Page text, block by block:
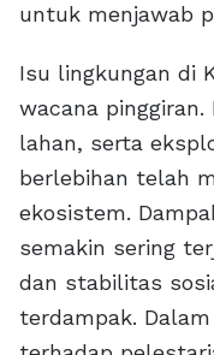
untuk menjawab
Isu lingkungan di
wacana
lahan, serta
berlebihan telah
ekosistem.
semakin sering
dan stabilitas
terdampak.